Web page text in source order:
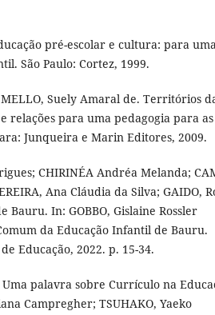
pré-escolar e cultura: para uma
São Paulo: Cortez, 1999.
Suely Amaral de. Territórios
relações para uma pedagogia para as
Junqueira e Marin Editores, 2009.
CHIRINÉA Andréa Melanda;
Ana Cláudia da Silva; GAIDO,
In: GOBBO, Gislaine Rossler
da Educação Infantil de Bauru.
Educação, 2022. p. 15-34.
palavra sobre Currículo na
Campregher; TSUHAKO, Yaeko